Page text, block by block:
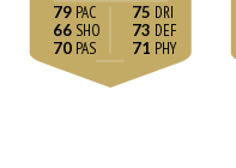
79
66
70
75
73
71